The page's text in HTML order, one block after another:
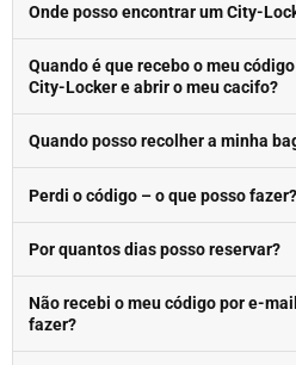
Onde posso encontrar um City-
Quando é que recebo o meu
City-Locker e abrir o meu cacifo?
Quando posso recolher a minha
Perdi o código – o que posso fazer?
Por quantos dias posso reservar?
Não recebi o meu código por e-
fazer?